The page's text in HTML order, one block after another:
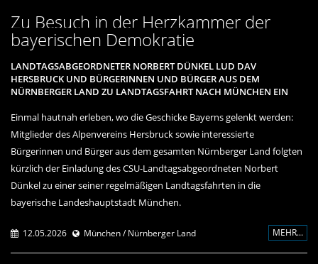
Zu Besuch in der Herzkammer der
bayerischen Demokratie
LANDTAGSABGEORDNETER NORBERT DÜNKEL LUD DAV
HERSBRUCK UND BÜRGERINNEN UND BÜRGER AUS DEM
NÜRNBERGER LAND ZU LANDTAGSFAHRT NACH MÜNCHEN EIN
Einmal hautnah erleben, wo die Geschicke Bayerns gelenkt werden:
Mitglieder des Alpenvereins Hersbruck sowie interessierte
Bürgerinnen und Bürger aus dem gesamten Nürnberger Land folgten
kürzlich der Einladung des CSU-Landtagsabgeordneten Norbert
Dünkel zu einer seiner regelmäßigen Landtagsfahrten in die
bayerische Landeshauptstadt München.
12.05.2026 München / Nürnberger Land MEHR...